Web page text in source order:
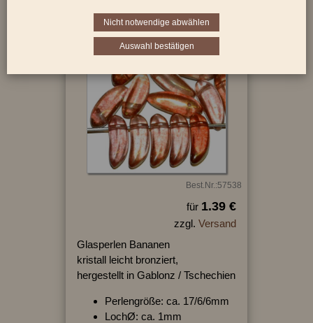
Best.Nr.:57538
für 1.39 €
zzgl. Versand
Glasperlen Bananen
kristall leicht bronziert,
hergestellt in Gablonz / Tschechien
Perlengröße: ca. 17/6/6mm
LochØ: ca. 1mm
Nicht notwendige abwählen
Auswahl bestätigen